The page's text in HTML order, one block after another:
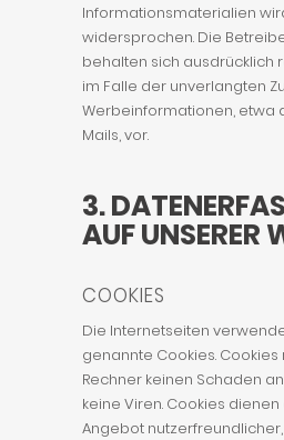
Informationsmaterialien
widersprochen. Die
behalten sich ausdrücklich
im Falle der unverlangten
Werbeinformationen, etwa
Mails, vor.
3.
AUF UNSERER
COOKIES
Die Internetseiten
genannte Cookies.
Rechner keinen Schaden
keine Viren. Cookies
Angebot